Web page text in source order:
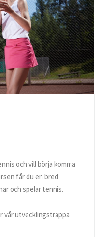
och vill börja komma
får du en bred
och spelar tennis.
vår utvecklingstrappa